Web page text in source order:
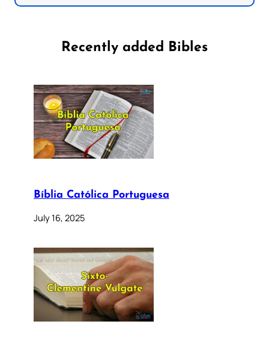
Recently added Bibles
Bíblia Católica Portuguesa
July 16, 2025